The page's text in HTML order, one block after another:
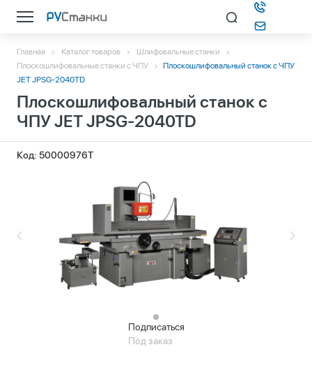
Каталог
О компании
Информация
Подбор станка
Главная Каталог товаров
Шлифовальные станки
Плоскошлифовальные станки с ЧПУ
Плоскошлифовальный станок с ЧПУ
JET JPSG-2040TD
Плоскошлифовальный станок с
ЧПУ JET JPSG-2040TD
Код: 50000976T
Подписаться
Под заказ